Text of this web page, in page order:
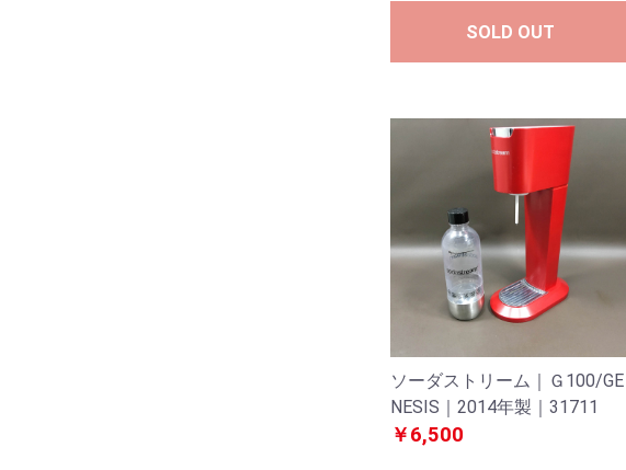
SOLD OUT
ソーダストリーム｜Ｇ100/GE
NESIS｜2014年製｜31711
￥6,500